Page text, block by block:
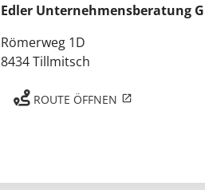
Edler Unternehmensberatung
Römerweg 1D
8434 Tillmitsch
ROUTE ÖFFNEN